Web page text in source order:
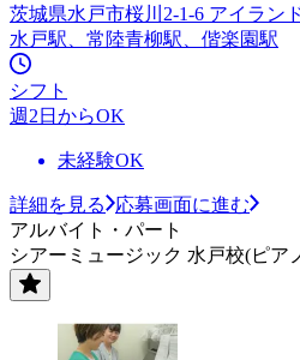
茨城県水戸市桜川2-1-6 アイラン
水戸駅、常陸青柳駅、偕楽園駅
シフト
週2日からOK
未経験OK
詳細を見る
応募画面に進む
アルバイト・パート
シアーミュージック 水戸校(ピア